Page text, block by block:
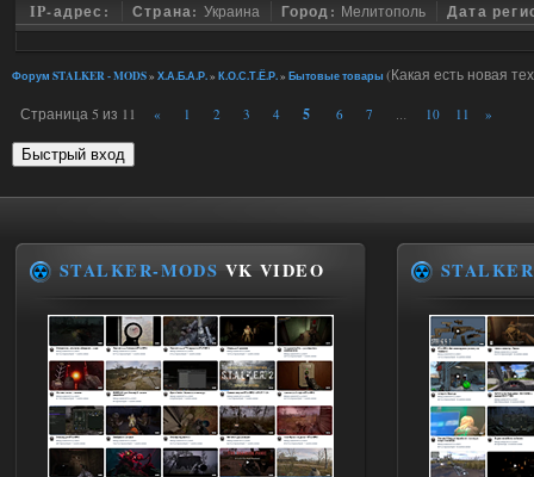
IP-адрес: Страна: Украина Город: Мелитополь Дата
Форум STALKER - MODS» Х.А.Б.А.Р.» К.О.С.Т.Ё.Р.» Бытовые товары (Какая есть новая
Страница 5 из 11 « 1 2 3 4 5 6 7 … 10 11 »
STALKER-MODS VK VIDEO